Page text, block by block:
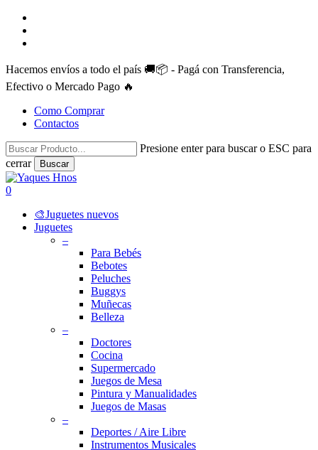
Skip
main
Hacemos envíos a todo el país 🚚📦 - Pagá con Transferencia,
Efectivo o Mercado Pago 🔥
Como Comprar
Contactos
Presione enter para buscar o ESC para
cerrar
Buscar
Close
Search
search
account
0
🎨Juguetes nuevos
Juguetes
–
Para Bebés
Bebotes
Peluches
Buggys
Muñecas
Belleza
–
Doctores
Cocina
Supermercado
Juegos de Mesa
Pintura y Manualidades
Juegos de Masas
–
Deportes / Aire Libre
Instrumentos Musicales